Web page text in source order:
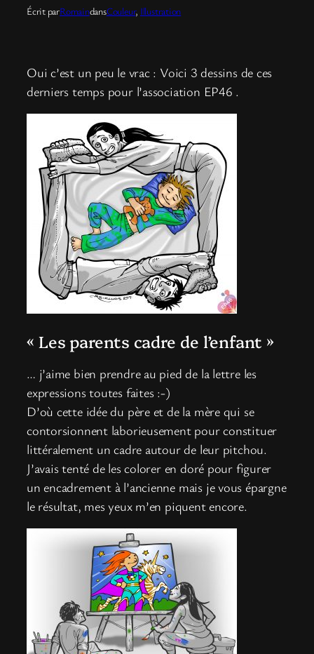
Écrit parRomaindansCouleur, Illustration
Oui c’est un peu le vrac : Voici 3 dessins de ces
derniers temps pour l’association EP46 .
« Les parents cadre de l’enfant »
… j’aime bien prendre au pied de la lettre les
expressions toutes faites :-)
D’où cette idée du père et de la mère qui se
contorsionnent laborieusement pour constituer
littéralement un cadre autour de leur pitchou.
J’avais tenté de les colorer en doré pour figurer
un encadrement à l’ancienne mais je vous épargne
le résultat, mes yeux m’en piquent encore.